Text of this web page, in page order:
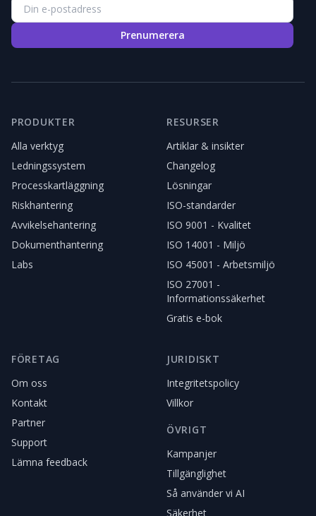
Prenumerera
PRODUKTER
Alla verktyg
Ledningssystem
Processkartläggning
Riskhantering
Avvikelsehantering
Dokumenthantering
Labs
RESURSER
Artiklar & insikter
Changelog
Lösningar
ISO-standarder
ISO 9001 - Kvalitet
ISO 14001 - Miljö
ISO 45001 - Arbetsmiljö
ISO 27001 -
Informationssäkerhet
Gratis e-bok
FÖRETAG
Om oss
Kontakt
Partner
Support
Lämna feedback
JURIDISKT
Integritetspolicy
Villkor
ÖVRIGT
Kampanjer
Tillgänglighet
Så använder vi AI
Säkerhet